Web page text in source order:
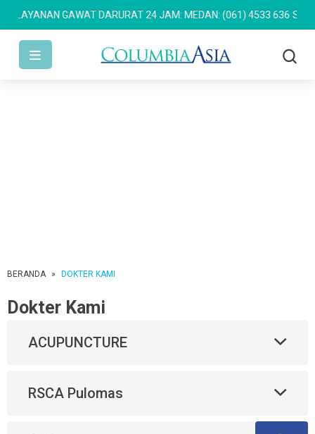
LAYANAN GAWAT DARURAT 24 JAM: MEDAN: (061) 4533 636
BERANDA » DOKTER KAMI
Dokter Kami
ACUPUNCTURE
RSCA Pulomas